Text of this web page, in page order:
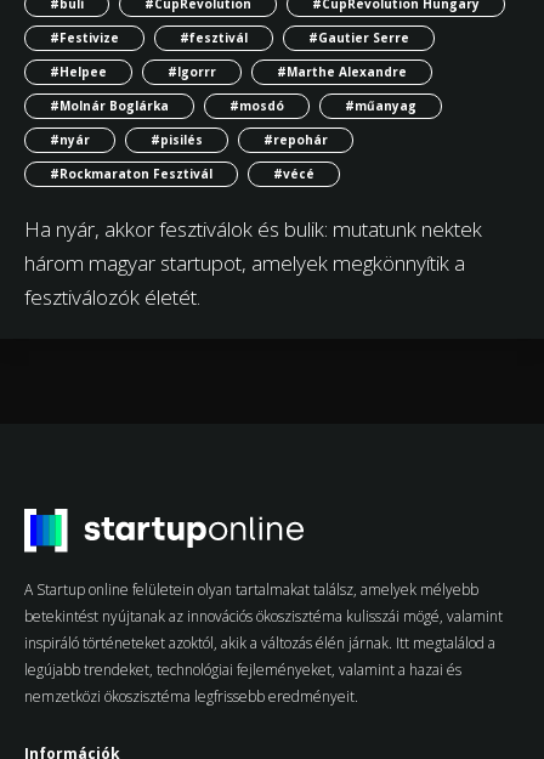
#buli #CupRevolution
#CupRevolution Hungary
#Festivize
#fesztivál
#Gautier Serre
#Helpee
#Igorrr
#Marthe Alexandre
#Molnár Boglárka
#mosdó
#műanyag
#nyár
#pisilés
#repohár
#Rockmaraton Fesztivál
#vécé
Ha nyár, akkor fesztiválok és bulik: mutatunk nektek
három magyar startupot, amelyek megkönnyítik a
fesztiválozók életét.
A Startup online felületein olyan tartalmakat találsz, amelyek mélyebb
betekintést nyújtanak az innovációs ökoszisztéma kulisszái mögé, valamint
inspiráló történeteket azoktól, akik a változás élén járnak. Itt megtalálod a
legújabb trendeket, technológiai fejleményeket, valamint a hazai és
nemzetközi ökoszisztéma legfrissebb eredményeit.
Információk